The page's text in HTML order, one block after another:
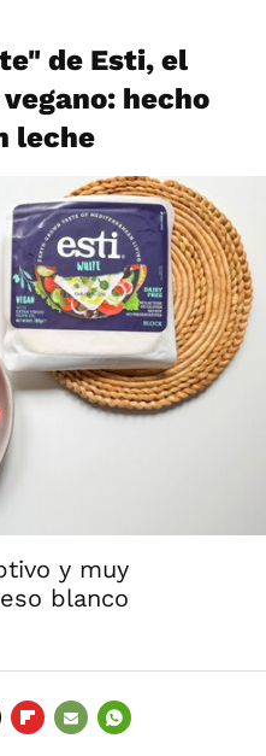
de Esti, el
hecho
leche
y muy
blanco